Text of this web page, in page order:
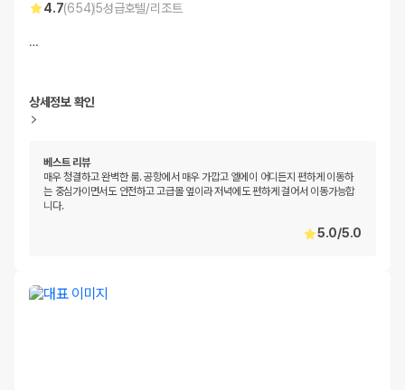
4.7(654)5성급호텔/리조트
…
상세정보 확인
베스트 리뷰
매우 청결하고 완벽한 룸. 공항에서 매우 가깝고 엘에이 어디든지 편하게 이동하
는 중심가이면서도 안전하고 고급몰 옆이라 저녁에도 편하게 걸어서 이동가능합
니다.
5.0/5.0